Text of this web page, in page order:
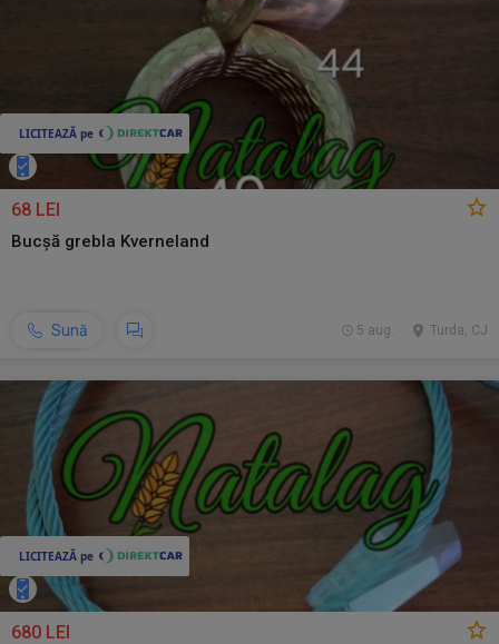
68 LEI
Bucșă grebla Kverneland
Sună Turda, CJ
5 aug.
680 LEI